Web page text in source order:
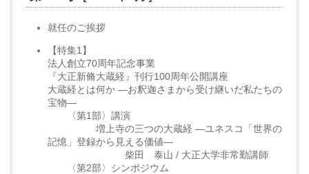
就任のご挨拶
【特集1】
法人創立70周年記念事業
『大正新脩大蔵経』刊行100周年公開講座
大蔵経とは何か —お釈迦さまから受け継いだ私たちの
宝物—
〈第1部〉講演
増上寺の三つの大蔵経 —ユネスコ「世界の
記憶」登録から見える価値—
柴田 泰山 / 大正大学非常勤講師
〈第2部〉シンポジウム